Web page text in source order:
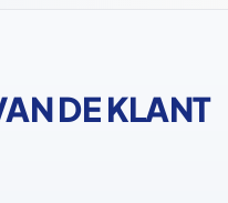
DE KLANT